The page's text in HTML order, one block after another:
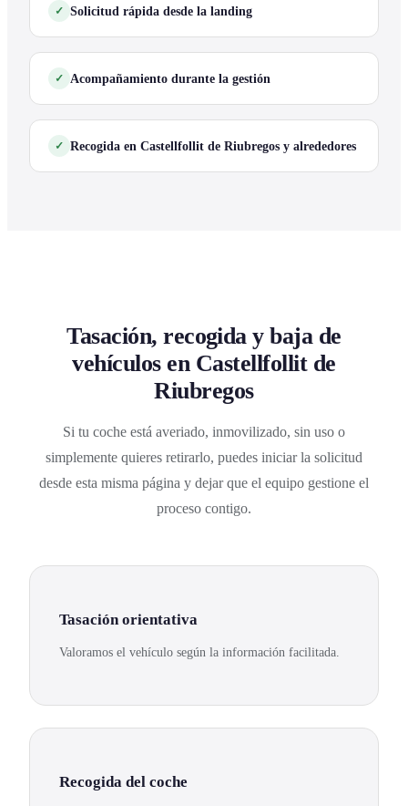
Solicitud rápida desde la landing
Acompañamiento durante la gestión
Recogida en Castellfollit de Riubregos y alrededores
Tasación, recogida y baja de
vehículos en Castellfollit de
Riubregos
Si tu coche está averiado, inmovilizado, sin uso o
simplemente quieres retirarlo, puedes iniciar la solicitud
desde esta misma página y dejar que el equipo gestione el
proceso contigo.
Tasación orientativa
Valoramos el vehículo según la información facilitada.
Recogida del coche